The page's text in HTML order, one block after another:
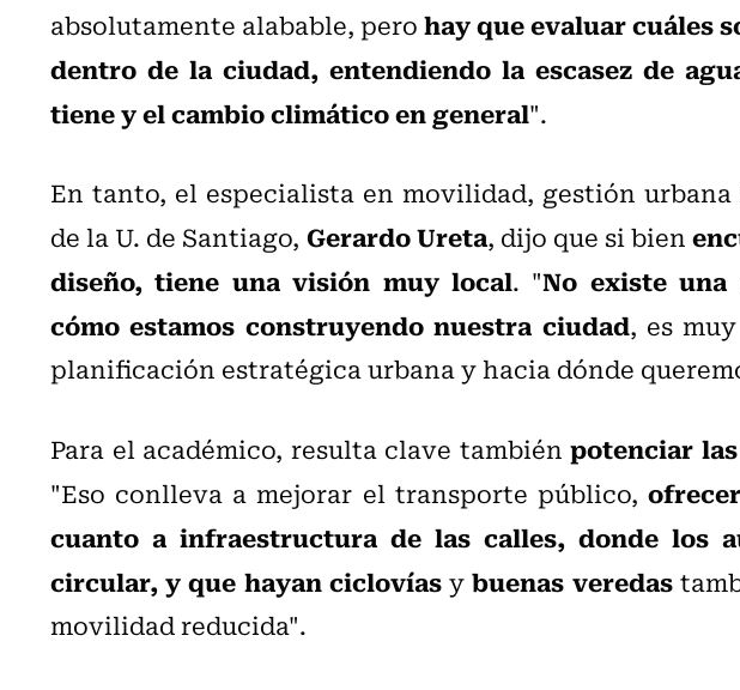
absolutamente alabable, perohay que evaluar cuáles
dentro de la ciudad, entendiendo la escasez de
tiene y el cambio climático en general".
En tanto, el especialista en movilidad, gestión
de la U. de Santiago, Gerardo Ureta, dijo que si bien
diseño, tiene una visión muy local. "No existe
cómo estamos construyendo nuestra ciudad, es
planificación estratégica urbana y hacia dónde
Para el académico, resulta clave también potenciar
"Eso conlleva a mejorar el transporte público,
cuanto a infraestructura de las calles, donde los
circular, y que hayan ciclovíasybuenas veredas
movilidad reducida".